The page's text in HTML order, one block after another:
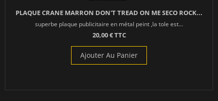
PLAQUE CRANE MARRON DON'T TREAD ON ME SECO ROCK...
superbe plaque publicitaire en métal peint ,la tole est...
20,00 € TTC
Ajouter Au Panier